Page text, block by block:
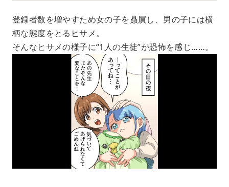
登録者数を増やすため女の子を贔屓し、男の子には横
柄な態度をとるヒサメ。
そんなヒサメの様子に“1人の生徒”が恐怖を感じ……。